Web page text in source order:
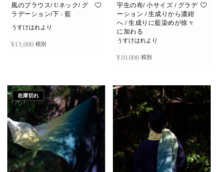
風のブラウス/ Uネック/ グ
ラデーション/下 - 藍
うすけはれより
¥13,000 税別
宇生の布/ 小サイズ / グラデ
ーション / 生成りから濃紺
へ / 生成りに藍染めが徐々
に加わる
うすけはれより
¥10,000 税別
在庫切れ